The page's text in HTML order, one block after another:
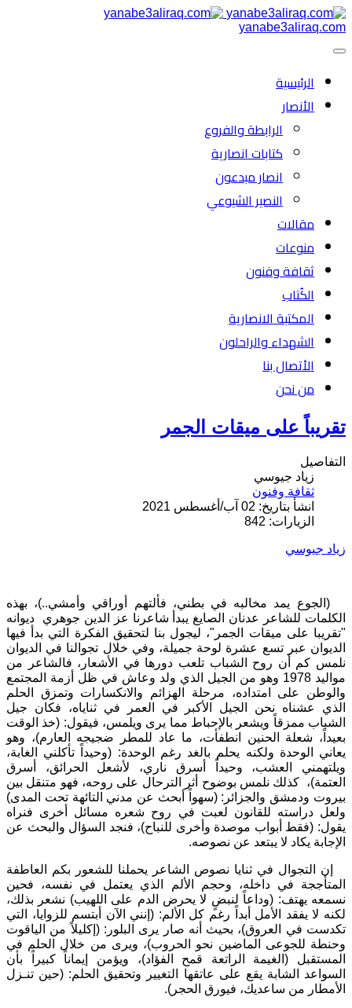
yanabe3aliraq.com
الرئیسية
الأنصار
الرابطة والفروع
كتابات انصارية
انصار مبدعون
النصیر الشیوعي
مقالات
منوعات
ثقافة وفنون
الكُتاب
المكتبة الانصارية
الشهداء والراحلون
الأتصال بنا
من نحن
تقريباً على ميقات الجمر
التفاصيل
زياد جيوسي
ثقافة وفنون
انشأ بتاريخ: 02 آب/أغسطس 2021
الزيارات: 842
زياد جيوسي
(الجوع يمد مخالبه في بطني، فألتهم أوراقي وأمشي..)، بهذه
الكلمات للشاعر عدنان الصايغ يبدأ شاعرنا عز الدين جوهري ديوانه
"تقريبا على ميقات الجمر"، ليجول بنا لتحقيق الفكرة التي بدأ فيها
الديوان عبر تسع عشرة لوحة جميلة، وفي خلال تجوالنا في الديوان
نلمس كم أن روح الشباب تلعب دورها في الأشعار، فالشاعر من
مواليد 1978 وهو من الجيل الذي ولد وعاش في ظل أزمة المجتمع
والوطن على امتداده، مرحلة الهزائم والانكسارات وتمزق الحلم
الذي عشناه نحن الجيل الأكبر في العمر في ثناياه، فكان جيل
الشباب ممزقاً ويشعر بالإحباط مما يرى ويلمس، فيقول: (خذ الوقت
بعيداً، شعلة الحنين انطفأت، ما عاد للمطر ضجيجه العارم)، وهو
يعاني الوحدة ولكنه يحلم بالغد رغم الوحدة: (وحيداً تأكلني الغابة،
ويلتهمني العشب، وحيداً أسرق ناري، لأشعل الحرائق، أسرق
العتمة)، كذلك نلمس بوضوح أثر الترحال على روحه، فهو متنقل بين
بيروت ودمشق والجزائر: (سهواً أبحث عن مدني التائهة تحت المدى)
ولعل دراسته للقانون لعبت في روح شعره مسائل أخرى فنراه
يقول: (فقط أبواب موصدة وأخرى للنباح)، فنجد السؤال والبحث عن
الإجابة يكاد لا يبتعد عن نصوصه.
إن التجوال في ثنايا نصوص الشاعر يحملنا للشعور بكم العاطفة
المتأججة في داخله، وحجم الألم الذي يعتمل في نفسه، فحين
نسمعه يهتف: (وداعاً لنبضٍ لا يحرض الدم على اللهيب) نشعر بذلك،
لكنه لا يفقد الأمل أبداً رغم كل الألم: (إنني الآن أبتسم للزوايا، التي
تكدست في العروق)، بحيث أنه صار يرى البلور: (إكليلاً من الياقوت
وحنطة للجوعى الماضين نحو الحروب)، ويرى من خلال الحلم في
المستقبل (الغيمة الراتعة قمح الفؤاد)، ويؤمن إيماناً كبيراً بأن
السواعد الشابة يقع على عاتقها التغيير وتحقيق الحلم: (حين تنـزل
الأمطار من ساعديك، فيورق الحجر).